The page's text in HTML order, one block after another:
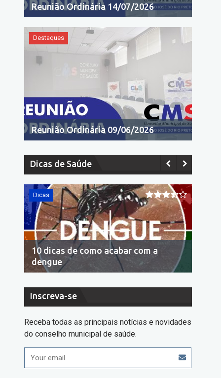
Reunião Ordinária 14/07/2026
Destaques
Reunião Ordinária 09/06/2026
Dicas de Saúde
Dicas
10 dicas de como acabar com a
dengue
Inscreva-se
Receba todas as principais notícias e novidades
do conselho municipal de saúde.